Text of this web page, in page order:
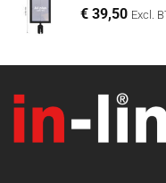
€ 39,50 Excl.